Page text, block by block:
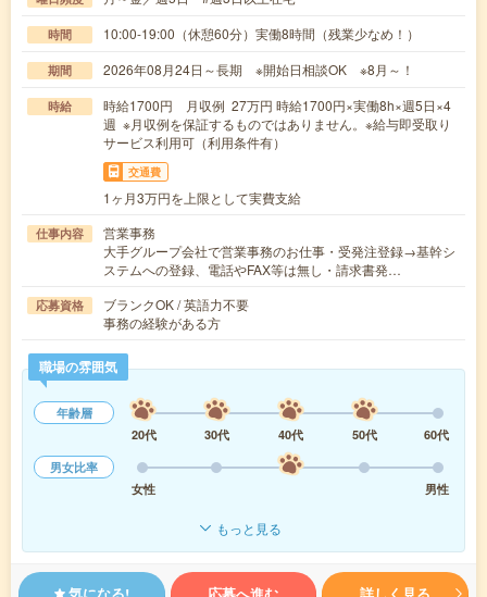
時間 10:00-19:00（休憩60分）実働8時間（残業少なめ！）
期間 2026年08月24日～長期 ※開始日相談OK ※8月～！
時給
時給1700円 月収例 27万円 時給1700円×実働8h×週5日×4
週 ※月収例を保証するものではありません。※給与即受取り
サービス利用可（利用条件有）
交通費
1ヶ月3万円を上限として実費支給
仕事内容
営業事務
大手グループ会社で営業事務のお仕事・受発注登録→基幹シ
ステムへの登録、電話やFAX等は無し・請求書発…
応募資格
ブランクOK / 英語力不要
事務の経験がある方
職場の雰囲気
年齢層
20代
30代 40代 50代
60代
男女比率
女性
男性
もっと見る